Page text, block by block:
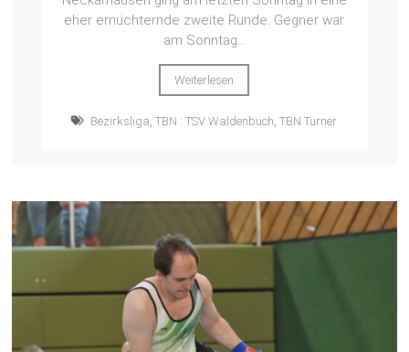
eher ernüchternde zweite Runde. Gegner war
am Sonntag...
Weiterlesen
Bezirksliga TBN : TSV Waldenbuch TBN Turner